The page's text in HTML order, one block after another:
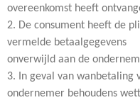
overeenkomst heeft
2. De consument heeft de
vermelde betaalgegevens
onverwijld aan de
3. In geval van wanbetaling
ondernemer behoudens